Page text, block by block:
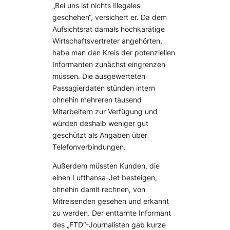
„Bei uns ist nichts Illegales
geschehen“, versichert er. Da dem
Aufsichtsrat damals hochkarätige
Wirtschaftsvertreter angehörten,
habe man den Kreis der potenziellen
Informanten zunächst eingrenzen
müssen. Die ausgewerteten
Passagierdaten stünden intern
ohnehin mehreren tausend
Mitarbeitern zur Verfügung und
würden deshalb weniger gut
geschützt als Angaben über
Telefonverbindungen.
Außerdem müssten Kunden, die
einen Lufthansa-Jet besteigen,
ohnehin damit rechnen, von
Mitreisenden gesehen und erkannt
zu werden. Der enttarnte Informant
des „FTD“-Journalisten gab kurze